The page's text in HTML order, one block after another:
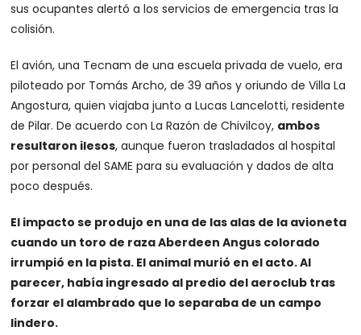
sus ocupantes alertó a los servicios de emergencia tras la
colisión.
El avión, una Tecnam de una escuela privada de vuelo, era
piloteado por Tomás Archo, de 39 años y oriundo de Villa La
Angostura, quien viajaba junto a Lucas Lancelotti, residente
de Pilar. De acuerdo con La Razón de Chivilcoy, ambos
resultaron ilesos, aunque fueron trasladados al hospital
por personal del SAME para su evaluación y dados de alta
poco después.
El impacto se produjo en una de las alas de la avioneta
cuando un toro de raza Aberdeen Angus colorado
irrumpió en la pista. El animal murió en el acto. Al
parecer, había ingresado al predio del aeroclub tras
forzar el alambrado que lo separaba de un campo
lindero.